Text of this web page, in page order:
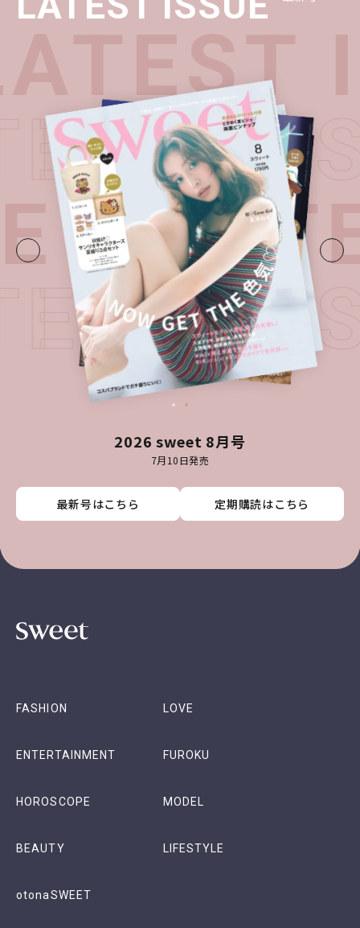
2026 sweet 8月号
7月10日発売
最新号はこちら 定期購読はこちら
最新号はこちら 定期購読はこちら
最新号はこちら 定期購読はこちら
最新号はこちら 定期購読はこちら
FASHION LOVE
ENTERTAINMENT FUROKU
HOROSCOPE MODEL
BEAUTY LIFESTYLE
otonaSWEET